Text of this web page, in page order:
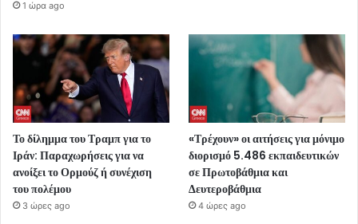
1 ώρα ago
Το δίλημμα του Τραμπ για το
Ιράν: Παραχωρήσεις για να
ανοίξει το Ορμούζ ή συνέχιση
του πολέμου
3 ώρες ago
«Τρέχουν» οι αιτήσεις για μόνιμο
διορισμό 5.486 εκπαιδευτικών
σε Πρωτοβάθμια και
Δευτεροβάθμια
4 ώρες ago